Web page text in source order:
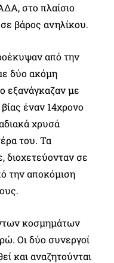
στο πλαίσιο
βάρος ανηλίκου.
από την
δύο ακόμη
εξανάγκαζαν με
έναν 14χρονο
χρυσά
του. Τα
διοχετεύονταν σε
την αποκόμιση
κοσμημάτων
Οι δύο συνεργοί
και αναζητούνται